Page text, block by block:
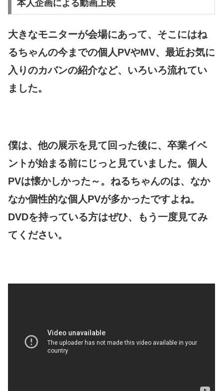
本人企画による動画上映
大きなモニターが会場にあって、そこにはね
るちゃんの今までの個人PVやMV、最近お気に
入りのカバンの紹介など、いろいろ流れてい
ました。
僕は、他の展示を見て回った後に、卒業イベ
ントが始まる前にじっと見ていました。個人
PVは懐かしかった～。ねるちゃんのは、なか
なか個性的な個人PVが多かったですよね。
DVDを持っている方はぜひ、もう一度見てみ
てください。